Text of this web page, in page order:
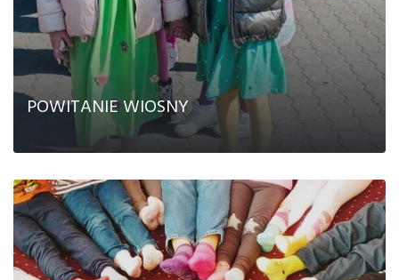
POWITANIE WIOSNY
CZYTAJ DALEJ